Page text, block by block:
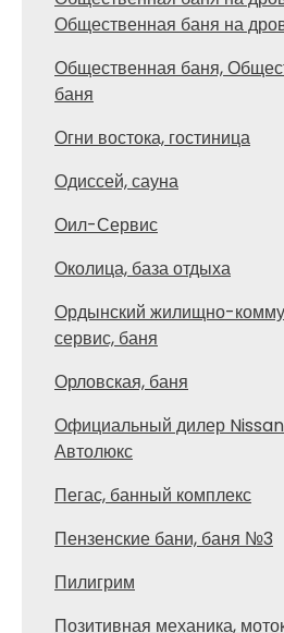
Общественная баня на
Общественная баня,
баня
Огни востока, гостиница
Одиссей, сауна
Оил-Сервис
Околица, база отдыха
Ордынский жилищно-
сервис, баня
Орловская, баня
Официальный дилер
Автолюкс
Пегас, банный комплекс
Пензенские бани, баня №3
Пилигрим
Позитивная механика,